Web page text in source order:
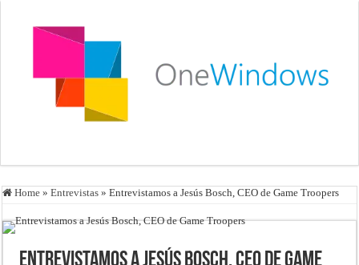
Home » Entrevistas » Entrevistamos a Jesús Bosch, CEO de Game Troopers